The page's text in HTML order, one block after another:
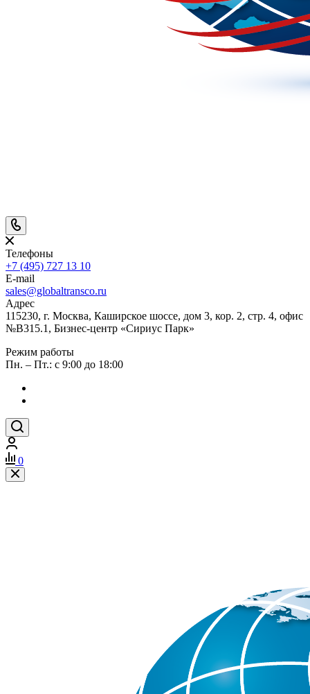
Телефоны
+7 (495) 727 13 10
E-mail
sales@globaltransco.ru
Адрес
115230, г. Москва, Каширское шоссе, дом 3, кор. 2, стр. 4, офис
№В315.1, Бизнес-центр «Сириус Парк»
Режим работы
Пн. – Пт.: с 9:00 до 18:00
0